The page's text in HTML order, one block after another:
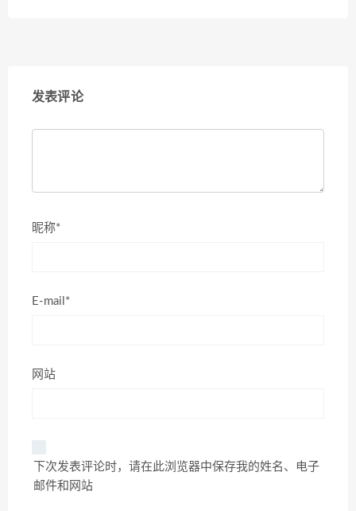
发表评论
昵称*
E-mail*
网站
下次发表评论时，请在此浏览器中保存我的姓名、电子
邮件和网站